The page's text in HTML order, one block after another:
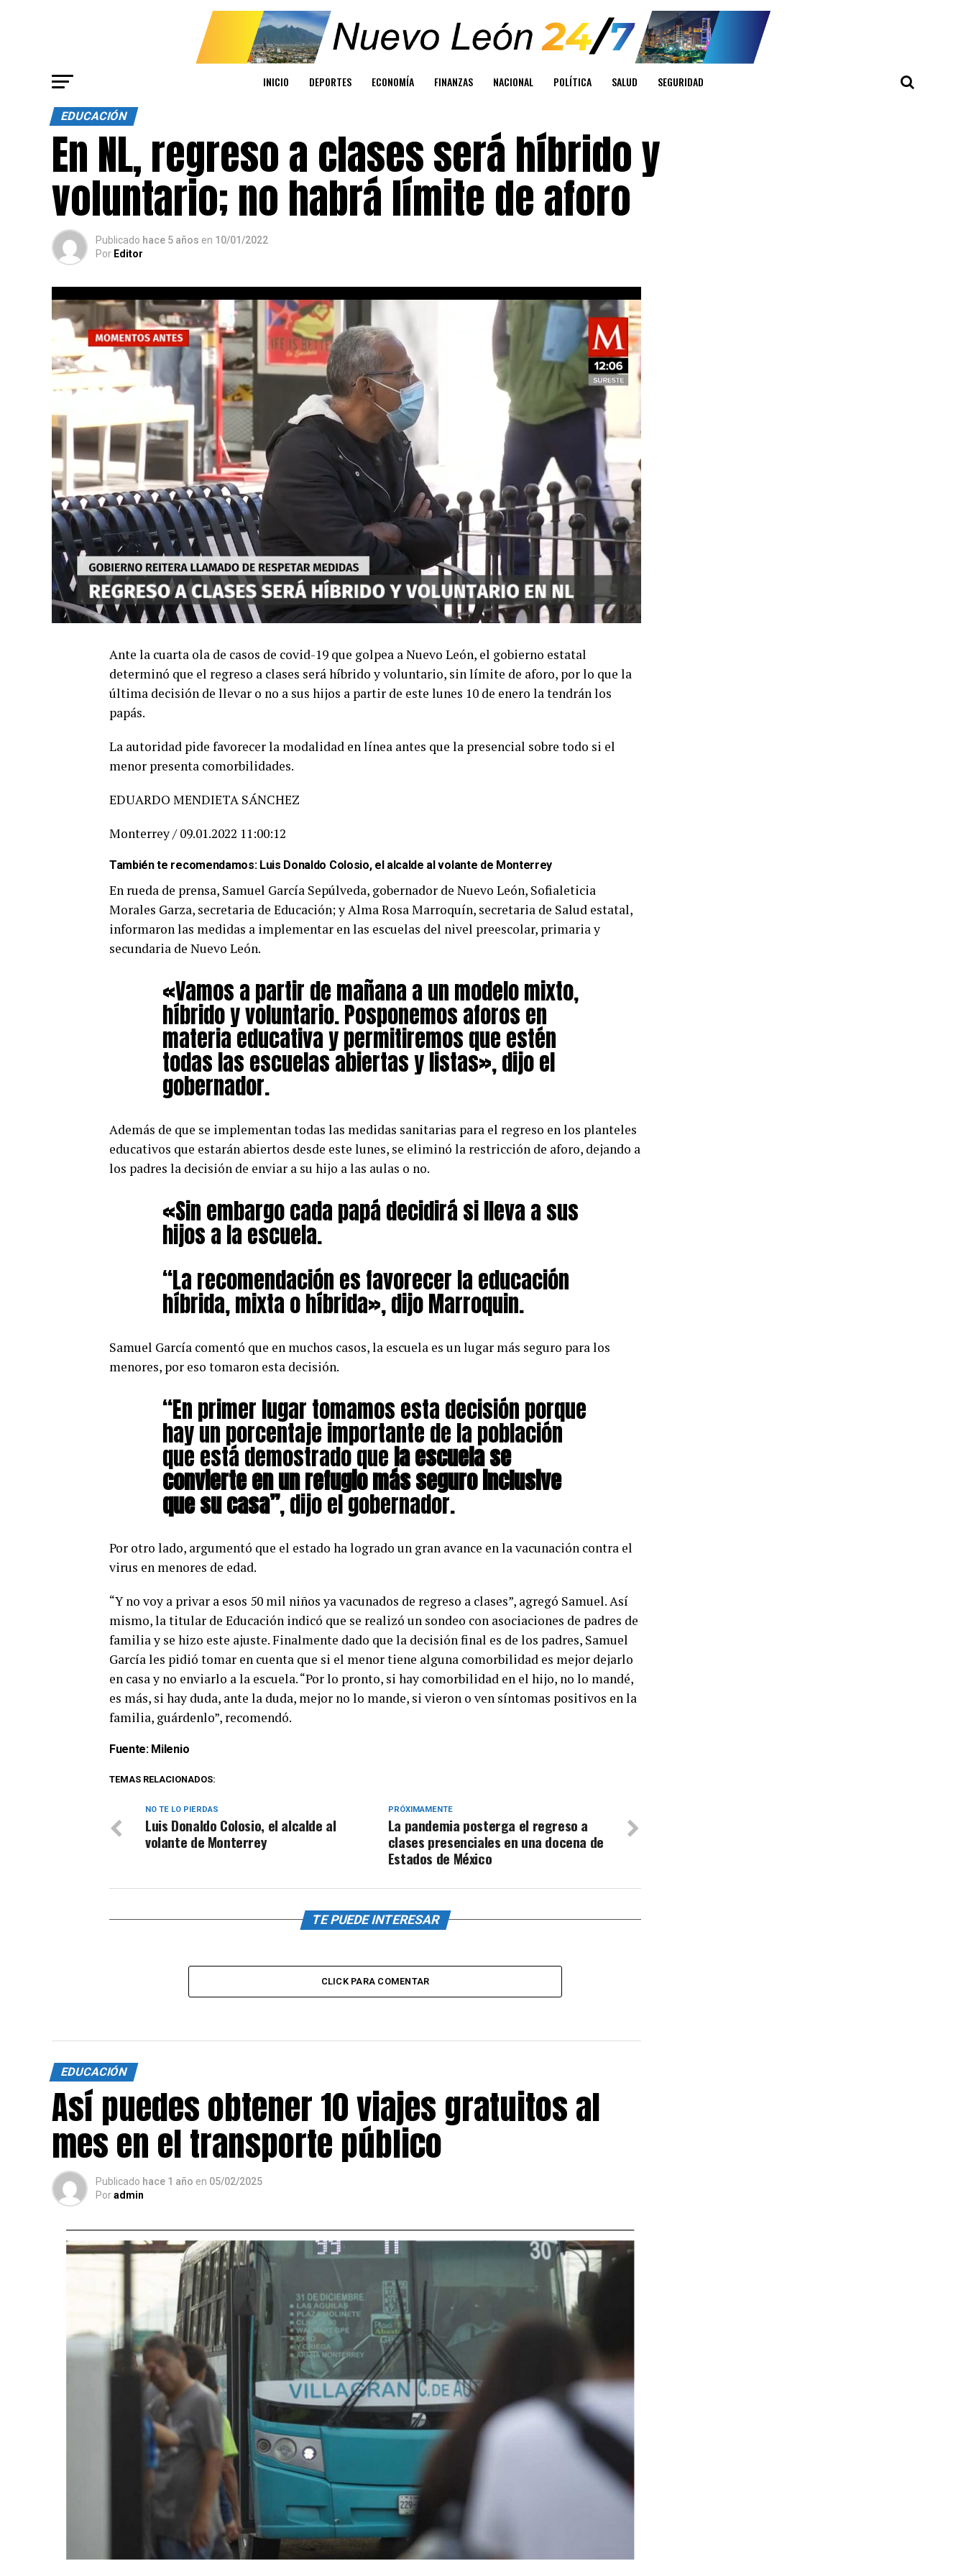
INICIO DEPORTES ECONOMÍA FINANZAS NACIONAL POLÍTICA SALUD SEGURIDAD
EDUCACIÓN
En NL, regreso a clases será híbrido y
voluntario; no habrá límite de aforo
Publicado hace 5 años en 10/01/2022
Por Editor
Ante la cuarta ola de casos de covid-19 que golpea a Nuevo León, el gobierno estatal
determinó que el regreso a clases será híbrido y voluntario, sin límite de aforo, por lo que la
última decisión de llevar o no a sus hijos a partir de este lunes 10 de enero la tendrán los
papás.
La autoridad pide favorecer la modalidad en línea antes que la presencial sobre todo si el
menor presenta comorbilidades.
EDUARDO MENDIETA SÁNCHEZ
Monterrey / 09.01.2022 11:00:12
También te recomendamos: Luis Donaldo Colosio, el alcalde al volante de Monterrey
En rueda de prensa, Samuel García Sepúlveda, gobernador de Nuevo León, Sofialeticia
Morales Garza, secretaria de Educación; y Alma Rosa Marroquín, secretaria de Salud estatal,
informaron las medidas a implementar en las escuelas del nivel preescolar, primaria y
secundaria de Nuevo León.
«Vamos a partir de mañana a un modelo mixto,
híbrido y voluntario. Posponemos aforos en
materia educativa y permitiremos que estén
todas las escuelas abiertas y listas», dijo el
gobernador.
Además de que se implementan todas las medidas sanitarias para el regreso en los planteles
educativos que estarán abiertos desde este lunes, se eliminó la restricción de aforo, dejando a
los padres la decisión de enviar a su hijo a las aulas o no.
«Sin embargo cada papá decidirá si lleva a sus
hijos a la escuela.
“La recomendación es favorecer la educación
híbrida, mixta o híbrida», dijo Marroquin.
Samuel García comentó que en muchos casos, la escuela es un lugar más seguro para los
menores, por eso tomaron esta decisión.
“En primer lugar tomamos esta decisión porque
hay un porcentaje importante de la población
que está demostrado quela escuela se
convierte en un refugio más seguro inclusive
que su casa”, dijo el gobernador.
Por otro lado, argumentó que el estado ha logrado un gran avance en la vacunación contra el
virus en menores de edad.
“Y no voy a privar a esos 50 mil niños ya vacunados de regreso a clases”, agregó Samuel. Así
mismo, la titular de Educación indicó que se realizó un sondeo con asociaciones de padres de
familia y se hizo este ajuste. Finalmente dado que la decisión final es de los padres, Samuel
García les pidió tomar en cuenta que si el menor tiene alguna comorbilidad es mejor dejarlo
en casa y no enviarlo a la escuela. “Por lo pronto, si hay comorbilidad en el hijo, no lo mandé,
es más, si hay duda, ante la duda, mejor no lo mande, si vieron o ven síntomas positivos en la
familia, guárdenlo”, recomendó.
Fuente: Milenio
TEMAS RELACIONADOS:
PRÓXIMAMENTE
La pandemia posterga el regreso a
clases presenciales en una docena de
Estados de México
NO TE LO PIERDAS
Luis Donaldo Colosio, el alcalde al
volante de Monterrey
TE PUEDE INTERESAR
CLICK PARA COMENTAR
EDUCACIÓN
Así puedes obtener 10 viajes gratuitos al
mes en el transporte público
Publicado hace 1 año en 05/02/2025
Poradmin